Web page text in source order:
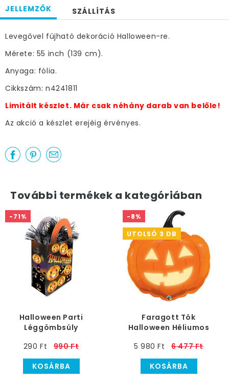
JELLEMZŐK SZÁLLÍTÁS
Levegővel fújható dekoráció Halloween-re.
Mérete: 55 inch (139 cm).
Anyaga: fólia.
Cikkszám: n4241811
Limitált készlet. Már csak néhány darab van belőle!
Az akció a készlet erejéig érvényes.
További termékek a kategóriában
-71%
Halloween Parti
Léggömbsúly
290 Ft
990 Ft
KOSÁRBA
-8%
UTOLSÓ 3 DB
Faragott Tök
Halloween Héliumos
5 980 Ft
6 477 Ft
KOSÁRBA